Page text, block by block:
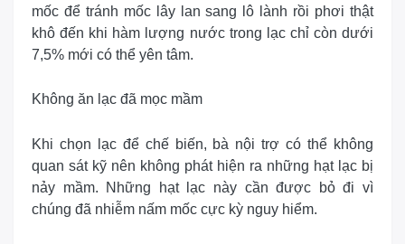
mốc để tránh mốc lây lan sang lô lành rồi phơi thật
khô đến khi hàm lượng nước trong lạc chỉ còn dưới
7,5% mới có thể yên tâm.
Không ăn lạc đã mọc mầm
Khi chọn lạc để chế biến, bà nội trợ có thể không
quan sát kỹ nên không phát hiện ra những hạt lạc bị
nảy mầm. Những hạt lạc này cần được bỏ đi vì
chúng đã nhiễm nấm mốc cực kỳ nguy hiểm.